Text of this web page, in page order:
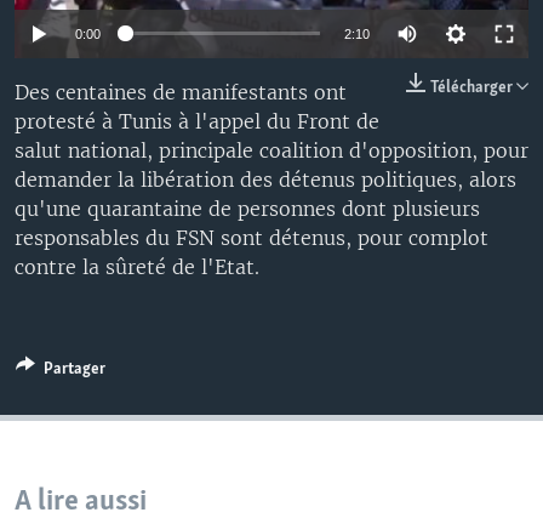
0:00 2:10
Télécharger
Des centaines de manifestants ont
protesté à Tunis à l'appel du Front de
salut national, principale coalition d'opposition, pour
demander la libération des détenus politiques, alors
qu'une quarantaine de personnes dont plusieurs
responsables du FSN sont détenus, pour complot
contre la sûreté de l'Etat.
Partager
A lire aussi